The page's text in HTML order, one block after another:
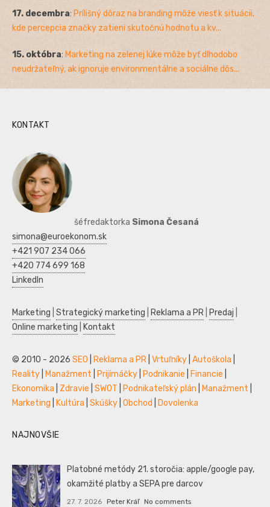
17. decembra: Prílišný dôraz na branding môže viesť k situácii,
kde percepcia značky zatieni skutočnú hodnotu a kv...
15. októbra: Marketing na zelenej lúke môže byť dlhodobo
neudržateľný, ak ignoruje environmentálne a sociálne dôs...
KONTAKT
šéfredaktorka Simona Česaná
simona@euroekonom.sk
+421 907 234 066
+420 774 699 168
LinkedIn
Marketing Strategický marketing Reklama a PR Predaj
Online marketing
Kontakt
© 2010 - 2026 SEO Reklama a PR Vrtuľníky Autoškola
Reality
Manažment Prijímáčky Podnikanie Financie
Ekonomika
Zdravie SWOT Podnikateľský plán Manažment
Marketing
Kultúra Skúšky Obchod Dovolenka
NAJNOVŠIE
Platobné metódy 21. storočia: apple/google pay,
okamžité platby a SEPA pre darcov
27. 7. 2026 Peter Kráľ No comments